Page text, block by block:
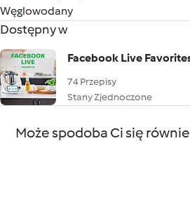
Węglowodany
Dostępny w
Facebook Live
74 Przepisy
Stany Zjednoczone
Może spodoba Ci się